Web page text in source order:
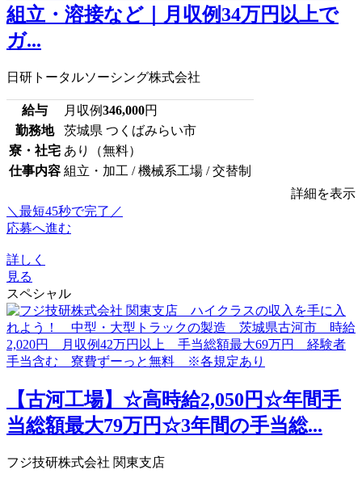
組立・溶接など｜月収例34万円以上で
ガ...
日研トータルソーシング株式会社
給与 月収例346,000円
勤務地
茨城県 つくばみらい市
寮・社宅 あり（無料）
仕事内容 組立・加工 / 機械系工場 / 交替制
詳細を表示
＼最短45秒で完了／
応募へ進む
詳しく
見る
スペシャル
【古河工場】☆高時給2,050円☆年間手
当総額最大79万円☆3年間の手当総...
フジ技研株式会社 関東支店